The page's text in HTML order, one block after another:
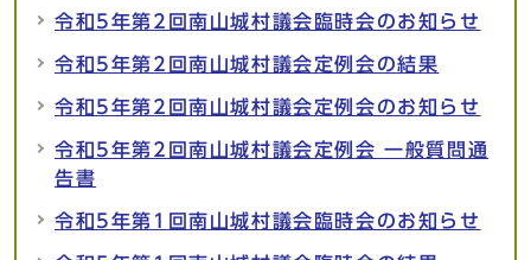
令和5年第2回南山城村議会臨時会のお知らせ
令和5年第2回南山城村議会定例会の結果
令和5年第2回南山城村議会定例会のお知らせ
令和5年第2回南山城村議会定例会 一般質問通
告書
令和5年第1回南山城村議会臨時会のお知らせ